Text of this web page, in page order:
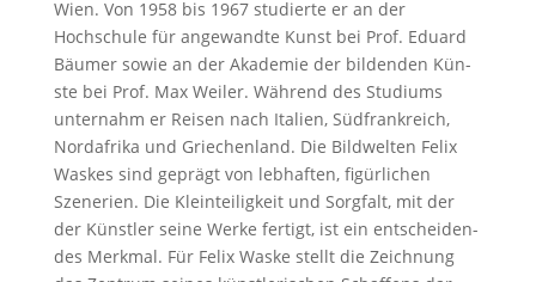
Wien. Von 1958 bis 1967 studierte er an der
Hochschule für ange­wandte Kun­st bei Prof. Eduard
Bäumer sowie an der Akademie der bilden­den Kün­
ste bei Prof. Max Weil­er. Während des Studi­ums
unter­nahm er Reisen nach Ital­ien, Süd­frankre­ich,
Nordafri­ka und Griechen­land. Die Bild­wel­ten Felix
Waskes sind geprägt von leb­haften, figür­lichen
Szene­r­ien. Die Klein­teiligkeit und Sorgfalt, mit der
der Kün­stler seine Werke fer­tigt, ist ein entschei­den­
des Merk­mal. Für Felix Waske stellt die Zeich­nung